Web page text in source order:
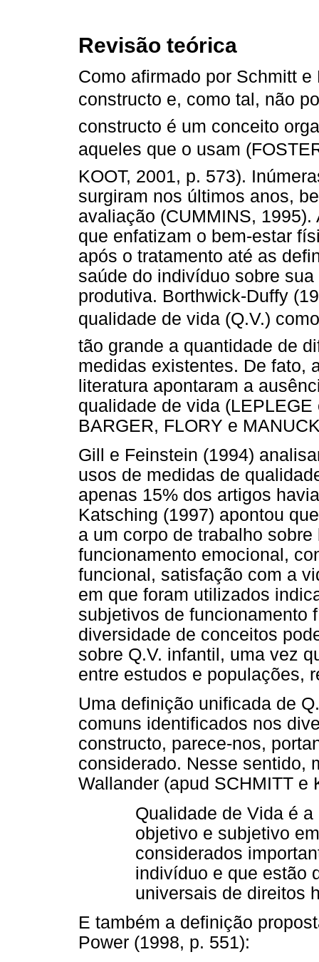
Revisão teórica
Como afirmado por Schmitt
constructo e, como tal, não
constructo é um conceito
aqueles que o usam
KOOT, 2001, p. 573).
surgiram nos últimos anos,
avaliação (CUMMINS,
que enfatizam o bem-estar
após o tratamento até as
saúde do indivíduo sobre
produtiva. Borthwick-Duffy
qualidade de vida (Q.V.)
tão grande a quantidade de
medidas existentes. De fato,
literatura apontaram a
qualidade de vida
BARGER, FLORY e
Gill e Feinstein (1994)
usos de medidas de
apenas 15% dos artigos
Katsching (1997) apontou
a um corpo de trabalho
funcionamento emocional,
funcional, satisfação com a
em que foram utilizados
subjetivos de funcionamento
diversidade de conceitos
sobre Q.V. infantil, uma vez
entre estudos e populações,
Uma definição unificada de
comuns identificados nos
constructo, parece-nos,
considerado. Nesse sentido,
Wallander (apud SCHMITT e
Qualidade de Vida é
objetivo e subjetivo
considerados
indivíduo e que estão
universais de direitos
E também a definição
Power (1998, p. 551):